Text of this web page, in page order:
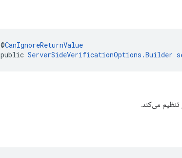
@CanIgnoreReturnValue
public ServerSideVerificationOptions.Builder
تنظیم می‌کند.